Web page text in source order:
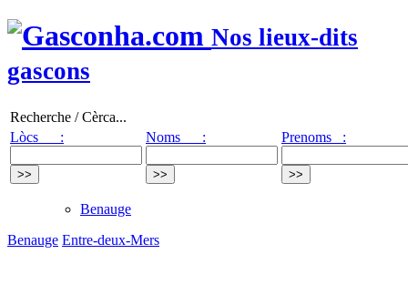
Nos lieux-dits
gascons
Recherche / Cèrca...
Lòcs :
Noms : Prenoms :
Benauge
Benauge Entre-deux-Mers